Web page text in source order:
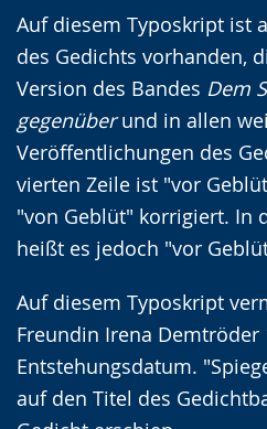
Sprache
wechseln.
Unterstützung.
in
Deutscher
Gebärdensprache
wird
angezeigt.
Auf diesem Typoskript ist
des Gedichts vorhanden,
Version des Bandes Dem
gegenüberund in allen
Veröffentlichungen des
vierten Zeile ist "vor
"von Geblüt" korrigiert. In
heißt es jedoch "vor
Auf diesem Typoskript
Freundin Irena Demtröder
Entstehungsdatum.
auf den Titel des